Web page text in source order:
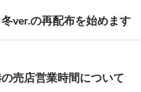
の再配布を始めます
売店営業時間について